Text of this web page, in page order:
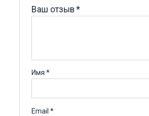
Ваш отзыв*
Имя*
Email*